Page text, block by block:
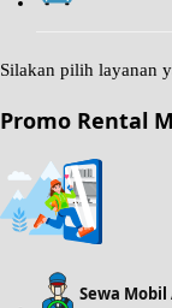
Silakan pilih layanan
Promo Rental
Sewa Mobil